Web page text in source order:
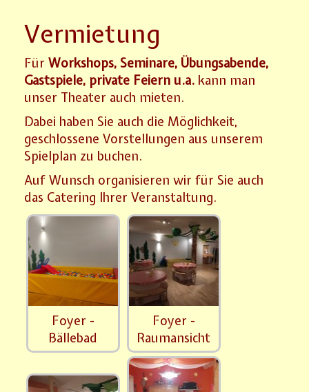
Vermietung
FürWorkshops, Seminare, Übungsabende,
Gastspiele, private Feiern u.a. kann man
unser Theater auch mieten.
Dabei haben Sie auch die Möglichkeit,
geschlossene Vorstellungen aus unserem
Spielplan zu buchen.
Auf Wunsch organisieren wir für Sie auch
das Catering Ihrer Veranstaltung.
Foyer -
Bällebad
Foyer -
Raumansicht